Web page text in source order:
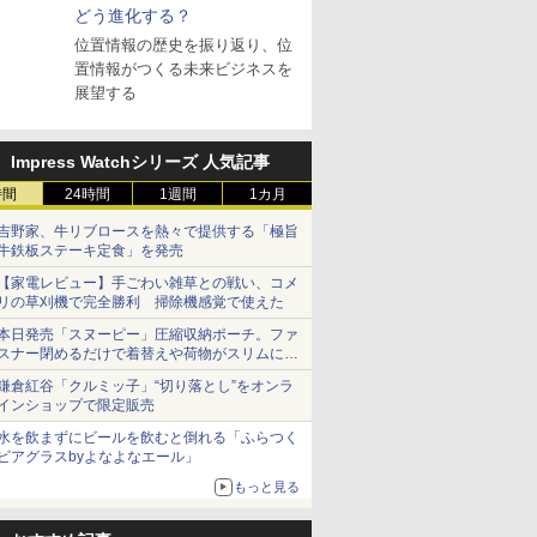
どう進化する？
位置情報の歴史を振り返り、位
置情報がつくる未来ビジネスを
展望する
Impress Watchシリーズ 人気記事
24時間 1週間 1カ月
野家、牛リブロースを熱々で提供する「極旨
鉄板ステーキ定食」を発売
家電レビュー】手ごわい雑草との戦い、コメ
の草刈機で完全勝利 掃除機感覚で使えた
日発売「スヌーピー」圧縮収納ポーチ。ファ
ナー閉めるだけで着替えや荷物がスリムにま
まる
倉紅谷「クルミッ子」“切り落とし”をオンラ
ンショップで限定販売
を飲まずにビールを飲むと倒れる「ふらつく
アグラスbyよなよなエール」
もっと見る